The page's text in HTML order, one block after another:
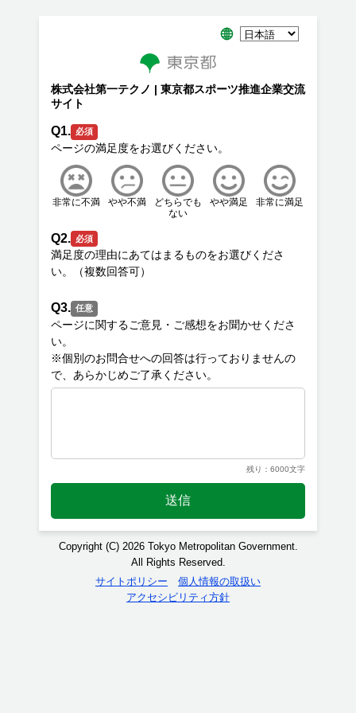
株式会社第一テクノ | 東京都スポーツ推進企業交流
サイト
Q1. 必須
非常に不満 やや不満
どちらでも
ない
やや満足 非常に満足
Q2. 必須
満足度の理由にあてはまるものをお選びくださ
Q3. 任意
ページに関するご意見・ご感想をお聞かせくださ
い。
※個別のお問合せへの回答は行っておりませんの
残り：6000文字
送信
Copyright (C) 2026 Tokyo Metropolitan Government.
All Rights Reserved.
サイトポリシー
個人情報の取扱い
アクセシビリティ方針